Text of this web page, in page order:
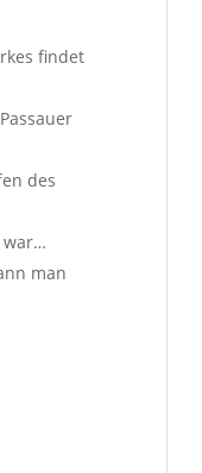
findet
des
war…
man